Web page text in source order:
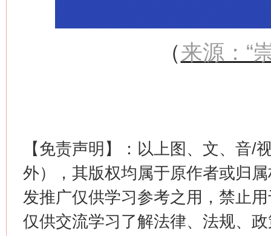
（来源：“
【免责声明】：以上图、文、音/
外），其版权均属于原作者或归
发推广仅供学习参考之用，禁止
仅供交流学习了解法律、法规、